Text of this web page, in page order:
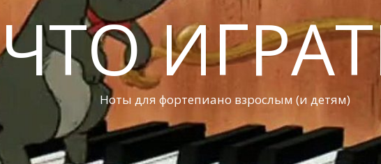
ЧТО
Ноты для фортепиано взрослым (и детям)